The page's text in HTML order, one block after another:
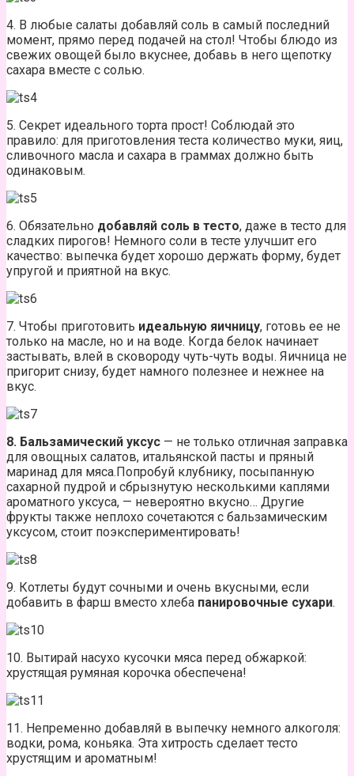
4. В любые салаты добавляй соль в самый последний
момент, прямо перед подачей на стол! Чтобы блюдо из
свежих овощей было вкуснее, добавь в него щепотку
сахара вместе с солью.
5. Секрет идеального торта прост! Соблюдай это
правило: для приготовления теста количество муки, яиц,
сливочного масла и сахара в граммах должно быть
одинаковым.
6. Обязательно добавляй соль в тесто, даже в тесто для
сладких пирогов! Немного соли в тесте улучшит его
качество: выпечка будет хорошо держать форму, будет
упругой и приятной на вкус.
7. Чтобы приготовить идеальную яичницу, готовь ее не
только на масле, но и на воде. Когда белок начинает
застывать, влей в сковороду чуть-чуть воды. Яичница не
пригорит снизу, будет намного полезнее и нежнее на
вкус.
8. Бальзамический уксус — не только отличная заправка
для овощных салатов, итальянской пасты и пряный
маринад для мяса.Попробуй клубнику, посыпанную
сахарной пудрой и сбрызнутую несколькими каплями
ароматного уксуса, — невероятно вкусно… Другие
фрукты также неплохо сочетаются с бальзамическим
уксусом, стоит поэкспериментировать!
9. Котлеты будут сочными и очень вкусными, если
добавить в фарш вместо хлеба панировочные сухари.
10. Вытирай насухо кусочки мяса перед обжаркой:
хрустящая румяная корочка обеспечена!
11. Непременно добавляй в выпечку немного алкоголя:
водки, рома, коньяка. Эта хитрость сделает тесто
хрустящим и ароматным!